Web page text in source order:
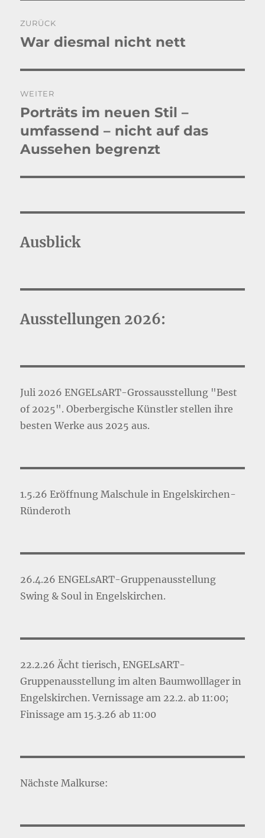
ZURÜCK
Vorheriger
War diesmal nicht nett
WEITER
Nächster
Beitrag:
Porträts im neuen Stil –
umfassend – nicht auf das
Aussehen begrenzt
Ausblick
Ausstellungen 2026:
Juli 2026 ENGELsART-Grossausstellung "Best
of 2025". Oberbergische Künstler stellen ihre
besten Werke aus 2025 aus.
1.5.26 Eröffnung Malschule in Engelskirchen-
Ründeroth
26.4.26 ENGELsART-Gruppenausstellung
Swing & Soul in Engelskirchen.
22.2.26 Ächt tierisch, ENGELsART-
Gruppenausstellung im alten Baumwolllager in
Engelskirchen. Vernissage am 22.2. ab 11:00;
Finissage am 15.3.26 ab 11:00
Nächste Malkurse: